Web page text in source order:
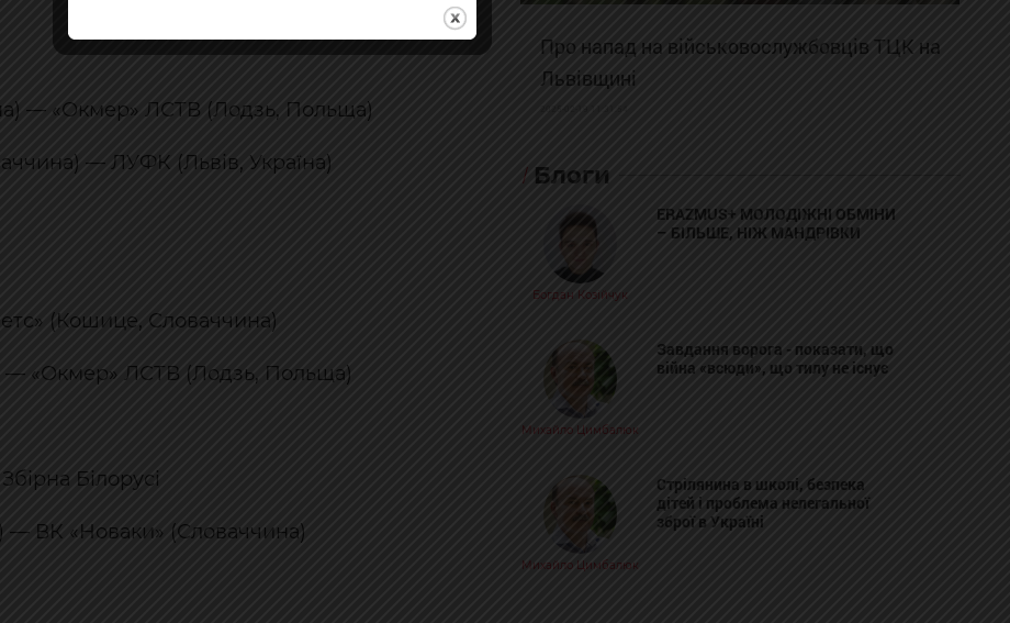
— «Окмер» ЛСТВ (Лодзь, Польща)
— ЛУФК (Львів, Україна)
(Кошице, Словаччина)
— «Окмер» ЛСТВ (Лодзь, Польща)
Білорусі
— ВК «Новаки» (Словаччина)
Про напад на військовослужбовців ТЦК на
Львівщині
Блоги
Богдан Козійчук
ERAZMUS+ МОЛОДІЖНІ ОБМІНИ
– БІЛЬШЕ, НІЖ МАНДРІВКИ
Михайло Цимбалюк
Завдання ворога - показати, що
війна «всюди», що тилу не існує
Михайло Цимбалюк
Стрілянина в школі, безпека
дітей і проблема нелегальної
зброї в Україні